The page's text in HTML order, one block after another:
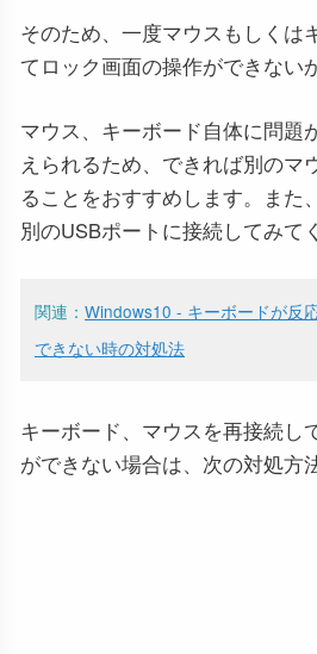
そのため、一度マウスもしくは
てロック画面の操作ができない
マウス、キーボード自体に問題
えられるため、できれば別のマ
ることをおすすめします。また
別のUSBポートに接続してみて
関連： Windows10 - キーボードが反
できない時の対処法
キーボード、マウスを再接続し
ができない場合は、次の対処方